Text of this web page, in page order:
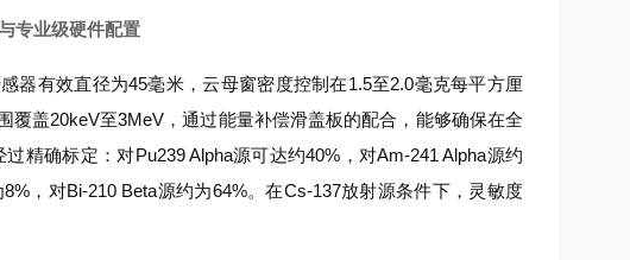
专业级硬件配置
器有效直径为45毫米，云母窗密度控制在1.5至2.0毫克每平方厘
盖20keV至3MeV，通过能量补偿滑盖板的配合，能够确保在全
精确标定：对Pu239 Alpha源可达约40%，对Am-241 Alpha源约
，对Bi-210 Beta源约为64%。在Cs-137放射源条件下，灵敏度